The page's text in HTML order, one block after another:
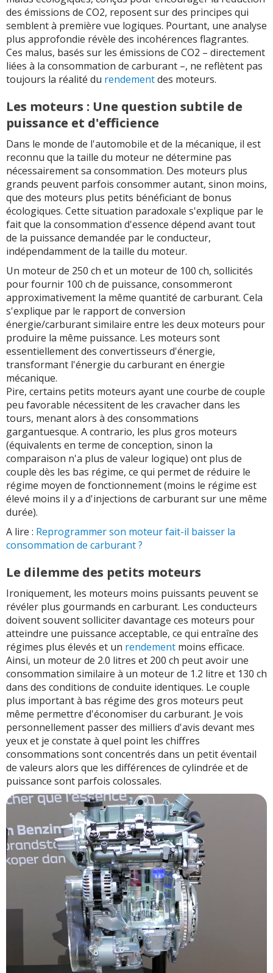
des émissions de CO2, reposent sur des principes qui
semblent à première vue logiques. Pourtant, une analyse
plus approfondie révèle des incohérences flagrantes.
Ces malus, basés sur les émissions de CO2 – directement
liées à la consommation de carburant –, ne reflètent pas
toujours la réalité du rendementdes moteurs.
Les moteurs : Une question subtile de
puissance et d'efficience
Dans le monde de l'automobile et de la mécanique, il est
reconnu que la taille du moteur ne détermine pas
nécessairement sa consommation. Des moteurs plus
grands peuvent parfois consommer autant, sinon moins,
que des moteurs plus petits bénéficiant de bonus
écologiques. Cette situation paradoxale s'explique par le
fait que la consommation d'essence dépend avant tout
de la puissance demandée par le conducteur,
indépendamment de la taille du moteur.
Un moteur de 250 ch et un moteur de 100 ch, sollicités
pour fournir 100 ch de puissance, consommeront
approximativement la même quantité de carburant. Cela
s'explique par le rapport de conversion
énergie/carburant similaire entre les deux moteurs pour
produire la même puissance. Les moteurs sont
essentiellement des convertisseurs d'énergie,
transformant l'énergie du carburant en énergie
mécanique.
Pire, certains petits moteurs ayant une courbe de couple
peu favorable nécessitent de les cravacher dans les
tours, menant alors à des consommations
gargantuesque. A contrario, les plus gros moteurs
(équivalents en terme de conception, sinon la
comparaison n'a plus de valeur logique) ont plus de
couple dès les bas régime, ce qui permet de réduire le
régime moyen de fonctionnement (moins le régime est
élevé moins il y a d'injections de carburant sur une même
durée).
A lire : Reprogrammer son moteur fait-il baisser la
consommation de carburant ?
Le dilemme des petits moteurs
Ironiquement, les moteurs moins puissants peuvent se
révéler plus gourmands en carburant. Les conducteurs
doivent souvent solliciter davantage ces moteurs pour
atteindre une puissance acceptable, ce qui entraîne des
régimes plus élevés et un rendement moins efficace.
Ainsi, un moteur de 2.0 litres et 200 ch peut avoir une
consommation similaire à un moteur de 1.2 litre et 130 ch
dans des conditions de conduite identiques. Le couple
plus important à bas régime des gros moteurs peut
même permettre d'économiser du carburant. Je vois
personnellement passer des milliers d'avis devant mes
yeux et je constate à quel point les chiffres
consommations sont concentrés dans un petit éventail
de valeurs alors que les différences de cylindrée et de
puissance sont parfois colossales.